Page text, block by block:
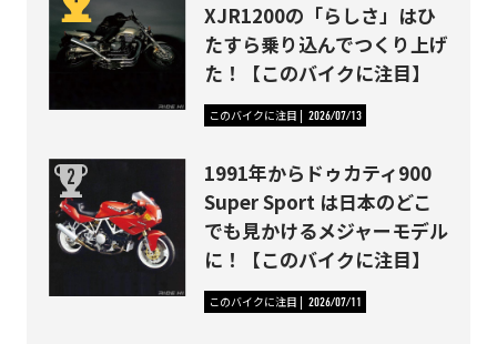
XJR1200の「らしさ」はひ
たすら乗り込んでつくり上げ
た！【このバイクに注目】
このバイクに注目 2026/07/13
1991年からドゥカティ900
Super Sport は日本のどこ
でも見かけるメジャーモデル
に！【このバイクに注目】
このバイクに注目 2026/07/11